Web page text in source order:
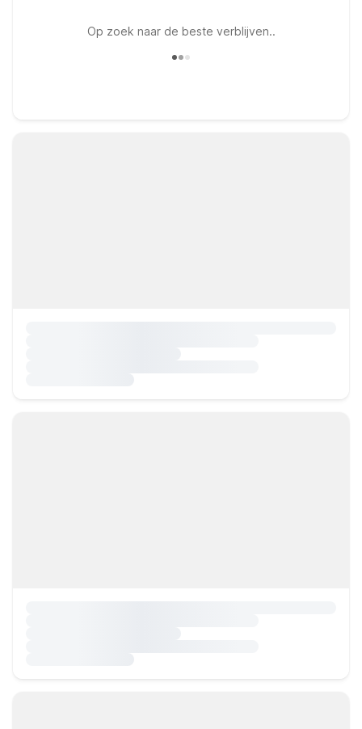
Op zoek naar de beste verblijven..